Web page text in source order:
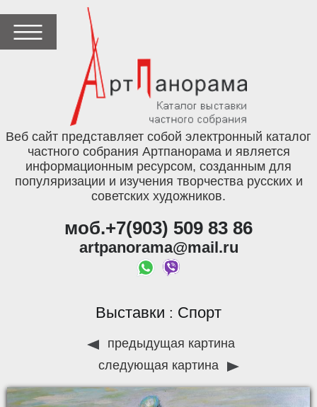
Веб сайт представляет собой электронный каталог
частного собрания Артпанорама и является
информационным ресурсом, созданным для
популяризации и изучения творчества русских и
советских художников.
моб.+7(903) 509 83 86
artpanorama@mail.ru
Выставки : Спорт
предыдущая картина
следующая картина